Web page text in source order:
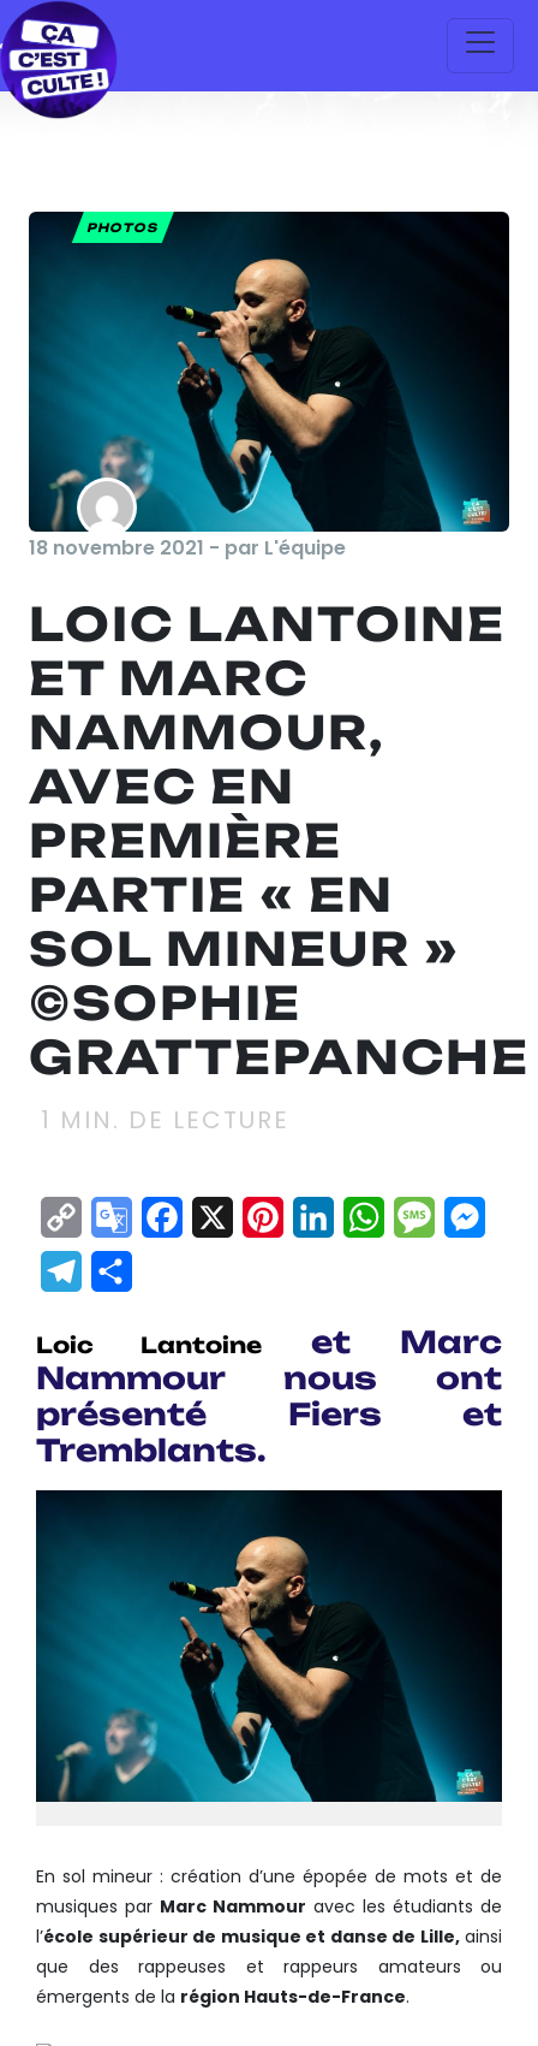
PHOTOS
18 novembre 2021 - par L'équipe
LOIC LANTOINE
ET MARC
NAMMOUR,
AVEC EN
PREMIÈRE
PARTIE « EN
SOL MINEUR »
©SOPHIE
GRATTEPANCHE
1 MIN. DE LECTURE
Copy
Link
GoogleFacebook
X Pinterest
LinkedInWhatsApp
Telegram
Loic Lantoine
et Marc
Nammour nous ont
présenté Fiers et
Tremblants.
En sol mineur : création d’une épopée de mots et de
musiques par Marc Nammour avec les étudiants de
l’école supérieur de musique et danse de Lille,ainsi
que des rappeuses et rappeurs amateurs ou
émergents de la région Hauts-de-France.